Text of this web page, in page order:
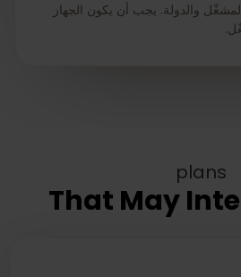
والدولة. يجب أن يكون الجهاز
plans
That May